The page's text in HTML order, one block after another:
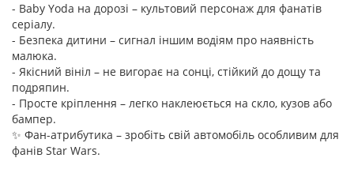
- Baby Yoda на дорозі – культовий персонаж для фанатів
серіалу.
- Безпека дитини – сигнал іншим водіям про наявність
малюка.
- Якісний вініл – не вигорає на сонці, стійкий до дощу та
подряпин.
- Просте кріплення – легко наклеюється на скло, кузов або
бампер.
✨ Фан-атрибутика – зробіть свій автомобіль особливим для
фанів Star Wars.